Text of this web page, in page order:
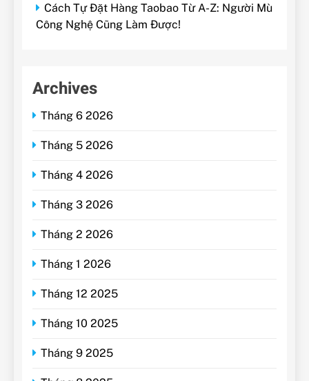
Cách Tự Đặt Hàng Taobao Từ A-Z: Người Mù
Công Nghệ Cũng Làm Được!
Archives
Tháng 6 2026
Tháng 5 2026
Tháng 4 2026
Tháng 3 2026
Tháng 2 2026
Tháng 1 2026
Tháng 12 2025
Tháng 10 2025
Tháng 9 2025